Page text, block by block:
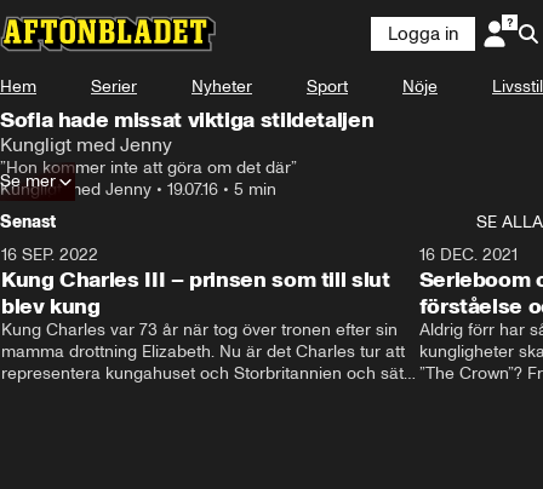
Logga in
Hem Serier Nyheter Sport Nöje Livsstil
Sofia hade missat viktiga stildetaljen
Kungligt med Jenny
”Hon kommer inte att göra om det där”
Kungligt med Jenny • 19.07.16 • 5 min
Se mer
Senast
SE ALLA
16 SEP. 2022
Kung Charles III – prinsen som till slut
blev kung
Kung Charles var 73 år när tog över tronen efter sin
mamma drottning Elizabeth. Nu är det Charles tur att
representera kungahuset och Storbritannien och sätta
16 DEC. 2021
Serieboom
förståelse
Aldrig förr har
kungligheter
”The Crown”?